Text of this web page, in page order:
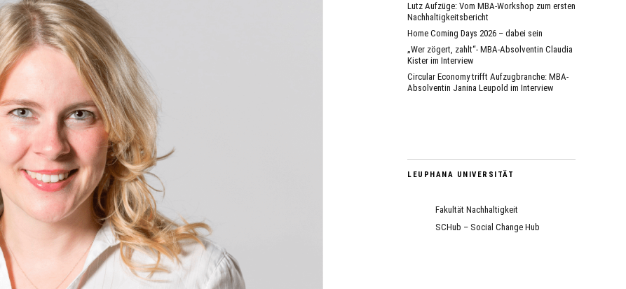
Lutz Aufzüge: Vom MBA-Workshop zum ersten
Nachhaltigkeitsbericht
Home Coming Days 2026 – dabei sein
„Wer zögert, zahlt“- MBA-Absolventin Claudia
Kister im Interview
Circular Economy trifft Aufzugbranche: MBA-
Absolventin Janina Leupold im Interview
LEUPHANA UNIVERSITÄT
Fakultät Nachhaltigkeit
SCHub – Social Change Hub